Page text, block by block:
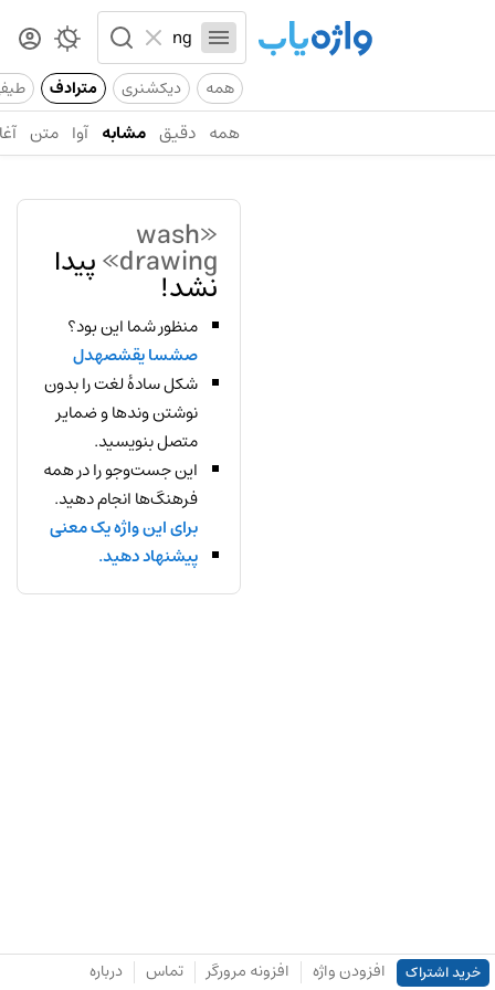
همه دیکشنری مترادف
همه دقیق مشابه آوا متن
«wash
drawing» پیدا
نشد!
منظور شما این بود؟
صشسا یقشصهدل
شکل سادهٔ لغت را بدون
نوشتن وندها و ضمایر
متصل بنویسید.
این جست‌وجو را در همه
فرهنگ‌ها انجام دهید.
برای این واژه یک معنی
پیشنهاد دهید.
خرید اشتراک افزودن واژه افزونه مرورگر تماس درباره